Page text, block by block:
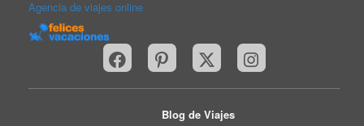
Agencia de viajes online
Blog de Viajes